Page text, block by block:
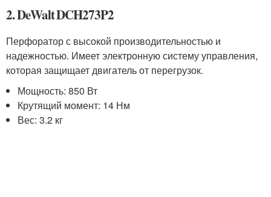
2. DeWalt DCH273P2
Перфоратор с высокой производительностью и
надежностью. Имеет электронную систему управления,
которая защищает двигатель от перегрузок.
Мощность: 850 Вт
Крутящий момент: 14 Нм
Вес: 3.2 кг